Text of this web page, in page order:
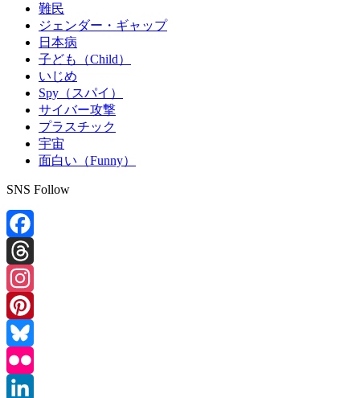
難民
ジェンダー・ギャップ
日本病
子ども（Child）
いじめ
Spy（スパイ）
サイバー攻撃
プラスチック
宇宙
面白い（Funny）
SNS Follow
Facebook
Threads
Instagram
Pinterest
Bluesky
Flickr